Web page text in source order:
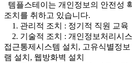
템플스테이는 개인정보의 안전성
조치를 취하고 있습니다.
1. 관리적 조치 : 정기적 직원 교육
2. 기술적 조치 : 개인정보처리시
접근통제시스템 설치, 고유식별정
램 설치, 웹방화벽 설치